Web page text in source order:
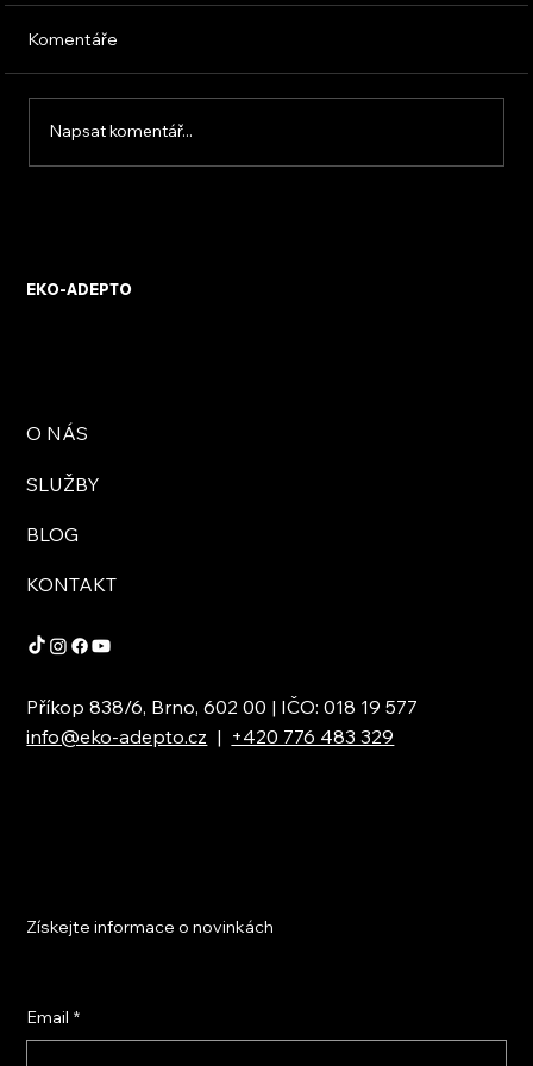
Komentáře
Napsat komentář...
EKO-ADEPTO
O NÁS
SLUŽBY
BLOG
KONTAKT
Příkop 838/6, Brno, 602 00 | IČO: 018 19 577
info@eko-adepto.cz | +420 776 483 329
Získejte informace o novinkách
Email *